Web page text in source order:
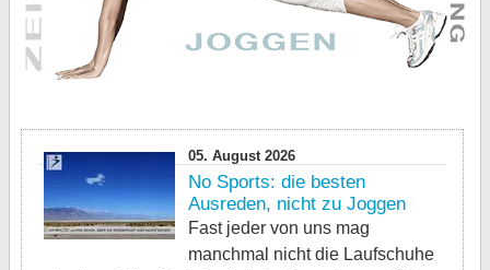
05. August 2026
No Sports: die besten
Ausreden, nicht zu Joggen
Fast jeder von uns mag
manchmal nicht die Laufschuhe